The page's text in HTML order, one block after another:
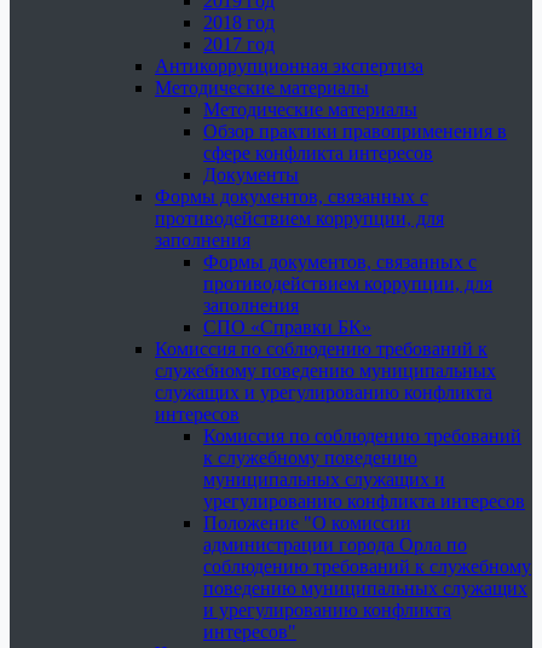
2018 год
2017 год
Антикоррупционная экспертиза
Методические материалы
Методические материалы
Обзор практики правоприменения в
сфере конфликта интересов
Документы
Формы документов, связанных с
противодействием коррупции, для
заполнения
Формы документов, связанных с
противодействием коррупции, для
заполнения
СПО «Справки БК»
Комиссия по соблюдению требований к
служебному поведению муниципальных
служащих и урегулированию конфликта
интересов
Комиссия по соблюдению требований
к служебному поведению
муниципальных служащих и
урегулированию конфликта интересов
Положение "О комиссии
администрации города Орла по
соблюдению требований к служебному
поведению муниципальных служащих
и урегулированию конфликта
интересов"